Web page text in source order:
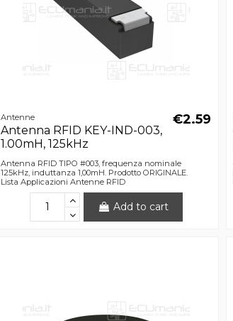
Antenne
Antenna RFID KEY-IND-003,
1.00mH, 125kHz
€2.59
Antenna RFID TIPO #003, frequenza nominale
125kHz, induttanza 1,00mH. Prodotto ORIGINALE.
Lista Applicazioni Antenne RFID
Add to cart